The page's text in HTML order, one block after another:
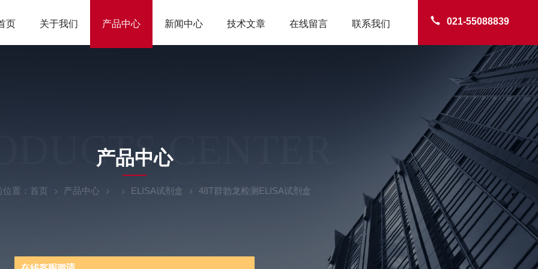
021-55088839
页 关于我们 产品中心 新闻中心 技术文章 在线留言 联系我们
CENTER
产品中心
置： 首页 产品中心 ELISA试剂盒 48T群勃龙检测ELISA试剂盒